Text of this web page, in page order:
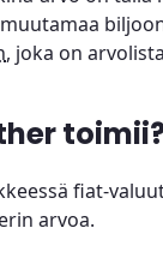
, joka on
fiat-
arvoa.